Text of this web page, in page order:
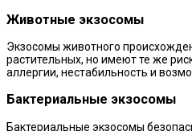
Животные экзосомы
Экзосомы животного
растительных, но имеют те же
аллергии, нестабильность и
Бактериальные экзосомы
Бактериальные экзосомы